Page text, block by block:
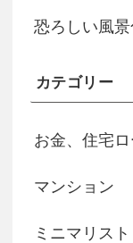
恐ろしい風
カテゴリー
お金、住宅
マンション
ミニマリスト